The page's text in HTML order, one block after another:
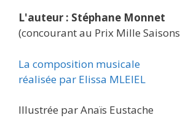
L'auteur : Stéphane Monnet
(concourant au Prix Mille
La composition musicale
réalisée par Elissa MLEIEL
Illustrée par Anaïs Eustache